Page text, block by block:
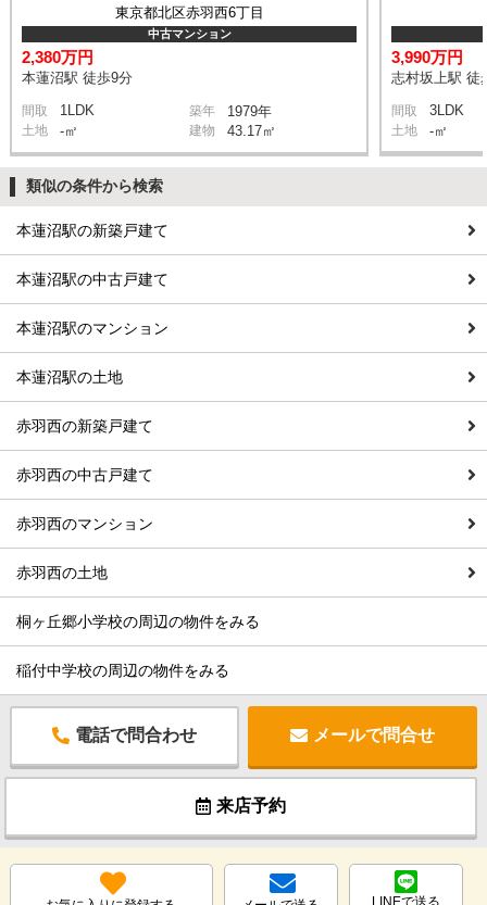
東京都北区赤羽西6丁目
中古マンション
2,380万円
本蓮沼駅 徒歩9分
間取 1LDK 築年 1979年
土地 -㎡ 建物 43.17㎡
3,990万円
志村坂上駅 徒
間取 3LDK
土地 -㎡
類似の条件から検索
本蓮沼駅の新築戸建て
本蓮沼駅の中古戸建て
本蓮沼駅のマンション
本蓮沼駅の土地
赤羽西の新築戸建て
赤羽西の中古戸建て
赤羽西のマンション
赤羽西の土地
桐ヶ丘郷小学校の周辺の物件をみる
稲付中学校の周辺の物件をみる
電話で問合わせ メールで問合せ
来店予約
LINEで送る